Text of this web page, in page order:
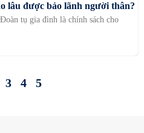
lâu được bảo lãnh người thân?
tụ gia đình là chính sách cho
3 4 5